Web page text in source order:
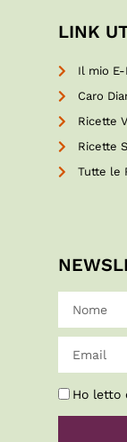
LINK
Il mio E-
Caro
Ricette
Ricette
Tutte le
Ho letto